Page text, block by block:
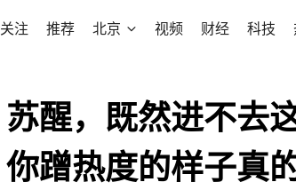
关注 推荐 北京 视频 财经 科技
苏醒，既然进不去
你蹭热度的样子真